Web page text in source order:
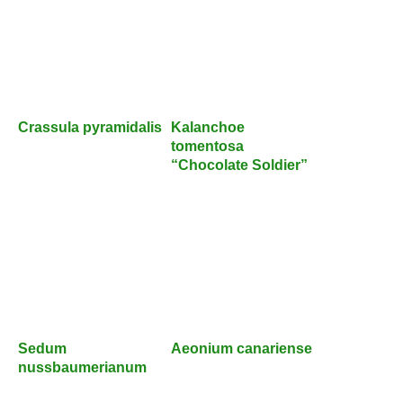
Crassula pyramidalis
Kalanchoe
tomentosa
“Chocolate Soldier”
Sedum
nussbaumerianum
Aeonium canariense